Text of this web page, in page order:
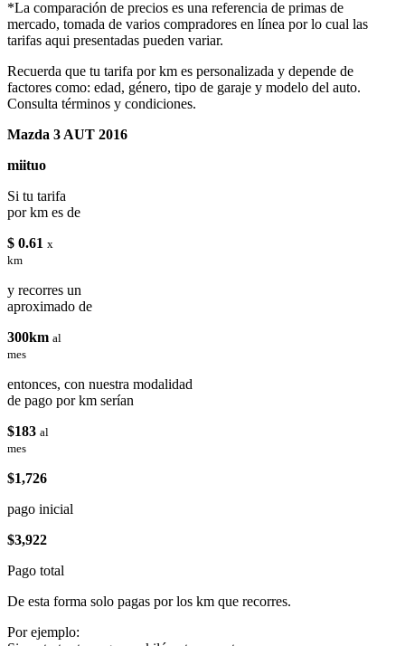
*La comparación de precios es una referencia de primas de
mercado, tomada de varios compradores en línea por lo cual las
tarifas aqui presentadas pueden variar.
Recuerda que tu tarifa por km es personalizada y depende de
factores como: edad, género, tipo de garaje y modelo del auto.
Consulta términos y condiciones.
Mazda 3 AUT 2016
miituo
Si tu tarifa
por km es de
$ 0.61 x
km
y recorres un
aproximado de
300km al
mes
entonces, con nuestra modalidad
de pago por km serían
$183 al
mes
$1,726
pago inicial
$3,922
Pago total
De esta forma solo pagas por los km que recorres.
Por ejemplo: